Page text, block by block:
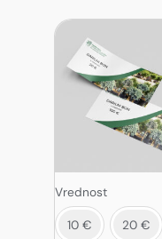
Vrednost
10 € 20 €
izdelek
ima
različic.
izberete
na
strani